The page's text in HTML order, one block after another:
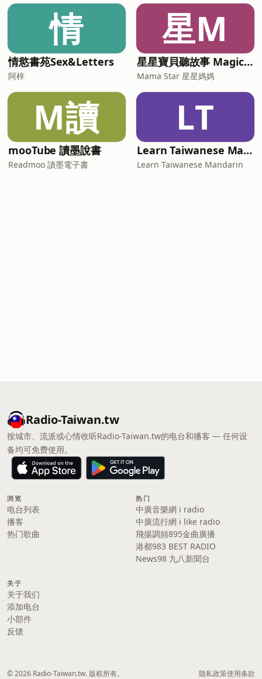
情
情慾書苑Sex&Letters
阿梓
星M
星星寶貝聽故事 Magic Chinese Stories for Kids
Mama Star 星星媽媽
M讀
mooTube 讀墨說書
Readmoo 讀墨電子書
LT
Learn Taiwanese Mandarin
Learn Taiwanese Mandarin
Radio-Taiwan.tw
按城市、流派或心情收听Radio-Taiwan.tw的电台和播客 — 任何设
备均可免费使用。
浏览
电台列表
播客
热门歌曲
热门
中廣音樂網 i radio
中廣流行網 i like radio
飛揚調頻895金曲廣播
港都983 BEST RADIO
News98 九八新聞台
关于
关于我们
添加电台
小部件
反馈
© 2026 Radio-Taiwan.tw. 版权所有。 隐私政策使用条款